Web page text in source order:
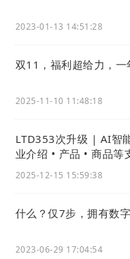
2023-01-13 14:51:28
双11，福利超给力，一
2025-11-10 11:48:18
LTD353次升级 | AI智
业介绍 • 产品 • 商品等
2025-12-15 15:59:38
什么？仅7步，拥有数
2023-06-29 17:04:54